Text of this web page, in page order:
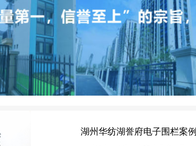
湖州华纺湖誉府电子围栏案例